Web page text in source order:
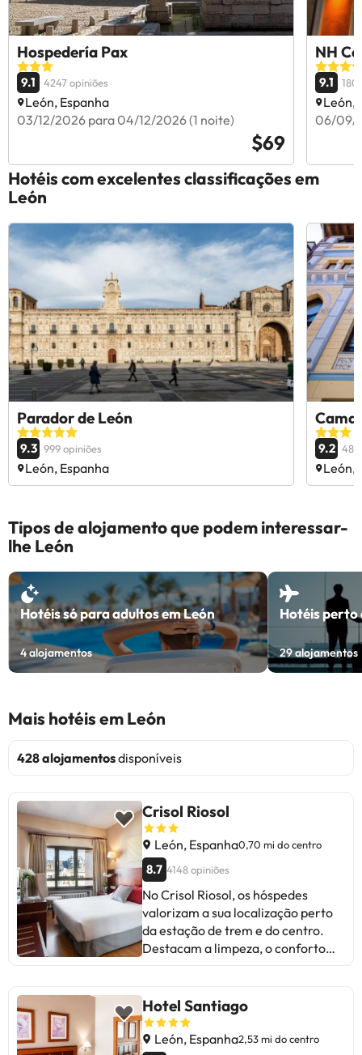
Hospedería Pax
9.1 4247 opiniões
León, Espanha
03/12/2026 para 04/12/2026 (1 noite)
$69
NH
9.1
León,
06/09/
Hotéis com excelentes classificações em
León
Parador de León
9.3 999 opiniões
León, Espanha
9.2 487
León,
Tipos de alojamento que podem interessar-
lhe León
Hotéis só para adultos em León
4alojamentos
Hotéis perto
29alojamentos
Mais hotéis em León
428 alojamentosdisponíveis
Crisol Riosol
León, Espanha0,70 mi do centro
8.7 4148 opiniões
No Crisol Riosol, os hóspedes
valorizam a sua localização perto
da estação de trem e do centro.
Destacam a limpeza, o conforto
de renovação nos quartos e o ruído
entre os quartos. Apesar disso, a
maioria concorda que é um lugar
Hotel Santiago
León, Espanha2,53 mi do centro